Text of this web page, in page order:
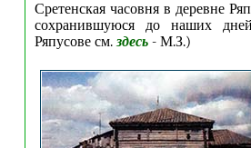
Сретенская часовня в деревне
сохранившуюся до наших
Ряпусове см.здесь- М.З.)